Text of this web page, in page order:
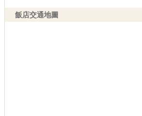
飯店交通地圖